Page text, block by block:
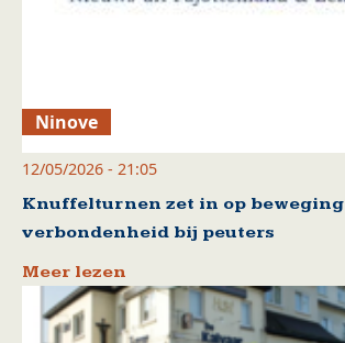
Ninove
12/05/2026 - 21:05
Knuffelturnen zet in op beweging
verbondenheid bij peuters
Meer lezen